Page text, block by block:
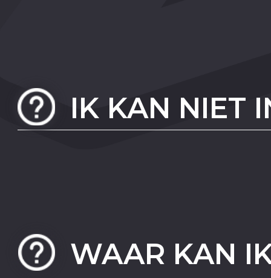
IK KAN NIET
WAAR KAN